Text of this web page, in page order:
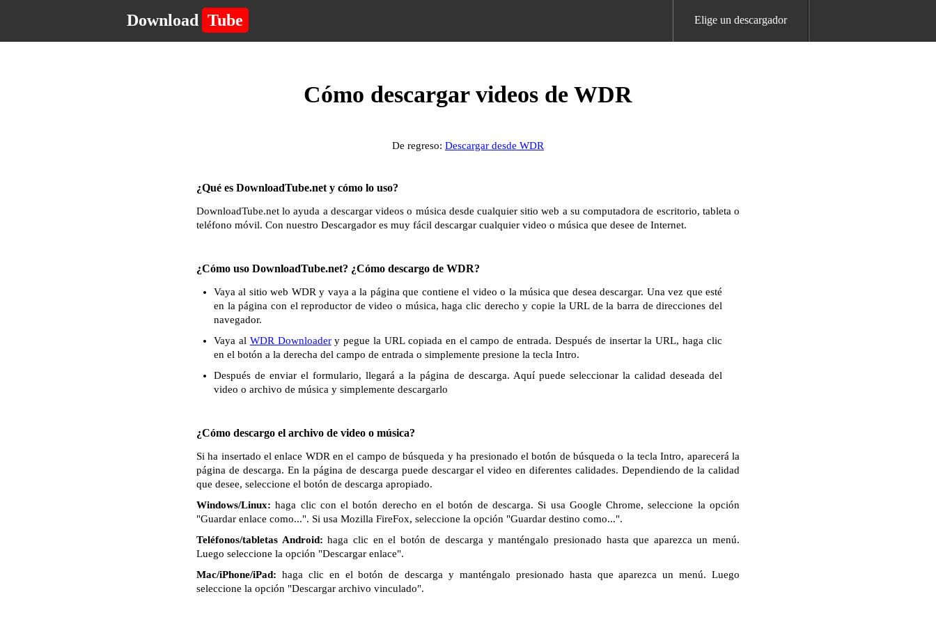
Download Tube Elige un descargador
Cómo descargar videos de WDR
De regreso: Descargar desde WDR
¿Qué es DownloadTube.net y cómo lo uso?
DownloadTube.net lo ayuda a descargar videos o música desde cualquier sitio web a su computadora de escritorio, tableta o
teléfono móvil. Con nuestro Descargador es muy fácil descargar cualquier video o música que desee de Internet.
¿Cómo uso DownloadTube.net? ¿Cómo descargo de WDR?
Vaya al sitio web WDR y vaya a la página que contiene el video o la música que desea descargar. Una vez que esté
en la página con el reproductor de video o música, haga clic derecho y copie la URL de la barra de direcciones del
navegador.
Vaya al WDR Downloadery pegue la URL copiada en el campo de entrada. Después de insertar la URL, haga clic
en el botón a la derecha del campo de entrada o simplemente presione la tecla Intro.
Después de enviar el formulario, llegará a la página de descarga. Aquí puede seleccionar la calidad deseada del
video o archivo de música y simplemente descargarlo
¿Cómo descargo el archivo de video o música?
Si ha insertado el enlace WDR en el campo de búsqueda y ha presionado el botón de búsqueda o la tecla Intro, aparecerá la
página de descarga. En la página de descarga puede descargar el video en diferentes calidades. Dependiendo de la calidad
que desee, seleccione el botón de descarga apropiado.
Windows/Linux: haga clic con el botón derecho en el botón de descarga. Si usa Google Chrome, seleccione la opción
"Guardar enlace como...". Si usa Mozilla FireFox, seleccione la opción "Guardar destino como...".
Teléfonos/tabletas Android: haga clic en el botón de descarga y manténgalo presionado hasta que aparezca un menú.
Luego seleccione la opción "Descargar enlace".
Mac/iPhone/iPad: haga clic en el botón de descarga y manténgalo presionado hasta que aparezca un menú. Luego
seleccione la opción "Descargar archivo vinculado".